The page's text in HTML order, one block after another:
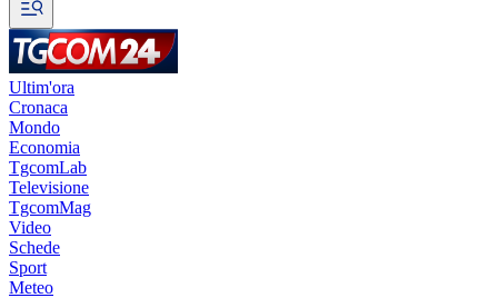
Ultim'ora
Cronaca
Mondo
Economia
TgcomLab
Televisione
TgcomMag
Video
Schede
Sport
Meteo